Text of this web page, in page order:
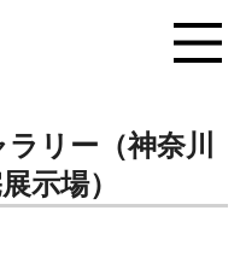
リー（神奈川
示場）